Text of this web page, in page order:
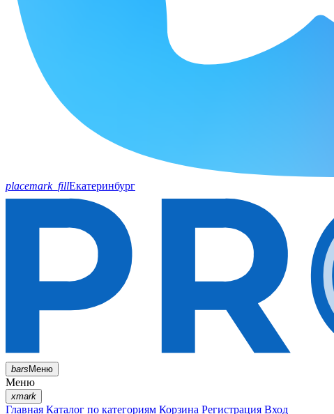
placemark_fillЕкатеринбург
barsМеню
Меню
xmark
Главная Каталог по категориям Корзина Регистрация Вход